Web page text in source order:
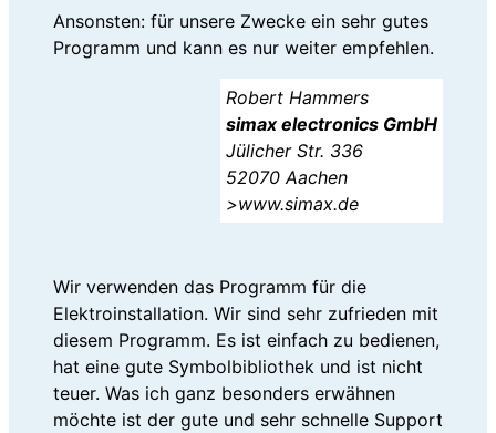
Ansonsten: für unsere Zwecke ein sehr gutes
Programm und kann es nur weiter empfehlen.
Robert Hammers
simax electronics GmbH
Jülicher Str. 336
52070 Aachen
>www.simax.de
Wir verwenden das Programm für die
Elektroinstallation. Wir sind sehr zufrieden mit
diesem Programm. Es ist einfach zu bedienen,
hat eine gute Symbolbibliothek und ist nicht
teuer. Was ich ganz besonders erwähnen
möchte ist der gute und sehr schnelle Support